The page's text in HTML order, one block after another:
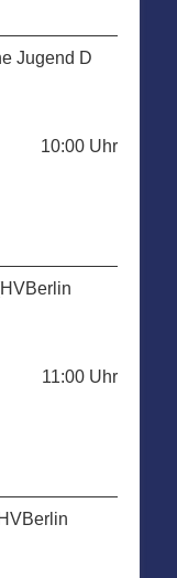
Jugend D
10:00 Uhr
11:00 Uhr